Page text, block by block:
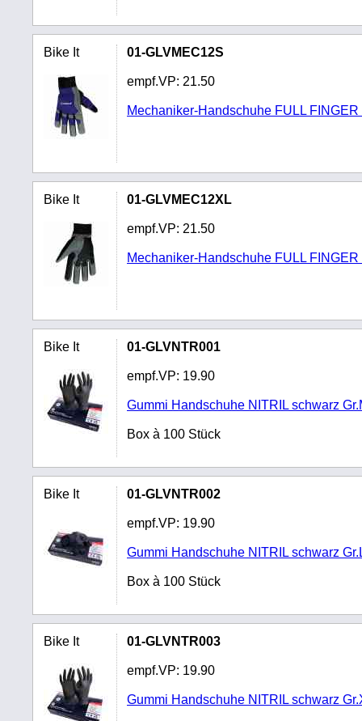
Bike It 01-GLVMEC12S
empf.VP: 21.50
Mechaniker-Handschuhe FULL FINGER
Bike It 01-GLVMEC12XL
empf.VP: 21.50
Mechaniker-Handschuhe FULL FINGER
Bike It 01-GLVNTR001
empf.VP: 19.90
Gummi Handschuhe NITRIL schwarz
Box à 100 Stück
Bike It 01-GLVNTR002
empf.VP: 19.90
Gummi Handschuhe NITRIL schwarz
Box à 100 Stück
Bike It 01-GLVNTR003
empf.VP: 19.90
Gummi Handschuhe NITRIL schwarz